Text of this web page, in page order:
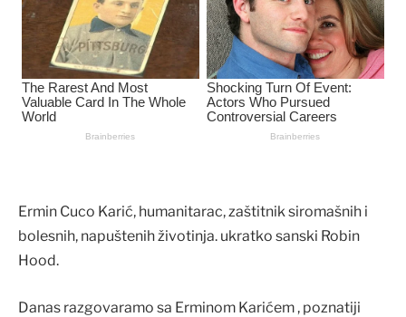
Ermin Cuco Karić, humanitarac, zaštitnik siromašnih i
bolesnih, napuštenih životinja. ukratko sanski Robin
Hood.
Danas razgovaramo sa Erminom Karićem , poznatiji